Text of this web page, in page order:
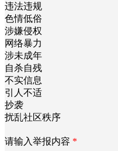
违法违规
色情低俗
涉嫌侵权
网络暴力
涉未成年
自杀自残
不实信息
引人不适
抄袭
扰乱社区秩序
请输入举报内容 *